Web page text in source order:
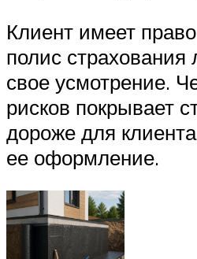
Клиент имеет
полис
свое усмотрение.
рисков покрывает
дороже для
ее оформление.